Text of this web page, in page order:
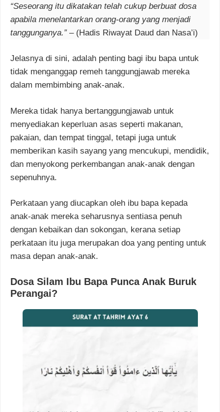
“Seseorang itu dikatakan telah cukup berbuat dosa
apabila menelantarkan orang-orang yang menjadi
tanggunganya.” – (Hadis Riwayat Daud dan Nasa’i)
Jelasnya di sini, adalah penting bagi ibu bapa untuk
tidak menganggap remeh tanggungjawab mereka
dalam membimbing anak-anak.
Mereka tidak hanya bertanggungjawab untuk
menyediakan keperluan asas seperti makanan,
pakaian, dan tempat tinggal, tetapi juga untuk
memberikan kasih sayang yang mencukupi, mendidik,
dan menyokong perkembangan anak-anak dengan
sepenuhnya.
Perkataan yang diucapkan oleh ibu bapa kepada
anak-anak mereka seharusnya sentiasa penuh
dengan kebaikan dan sokongan, kerana setiap
perkataan itu juga merupakan doa yang penting untuk
masa depan anak-anak.
Dosa Silam Ibu Bapa Punca Anak Buruk
Perangai?